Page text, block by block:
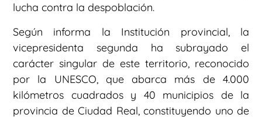
lucha contra la despoblación.
Según informa la Institución provincial, la
vicepresidenta segunda ha subrayado el
carácter singular de este territorio, reconocido
por la UNESCO, que abarca más de 4.000
kilómetros cuadrados y 40 municipios de la
provincia de Ciudad Real, constituyendo uno de